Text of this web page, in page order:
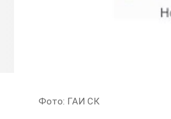
Фото: ГАИ СК